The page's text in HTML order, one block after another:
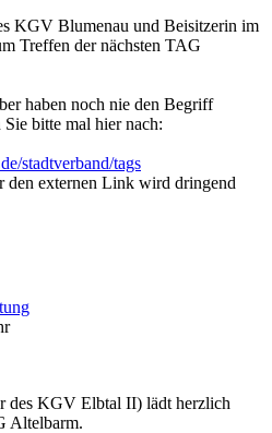
KGV Blumenau und Beisitzerin im
Treffen der nächsten TAG
haben noch nie den Begriff
bitte mal hier nach:
stadtverband/tags
den externen Link wird dringend
des KGV Elbtal II) lädt herzlich
Altelbarm.